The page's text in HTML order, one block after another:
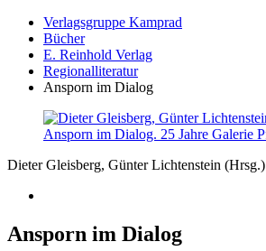
Verlagsgruppe Kamprad
Bücher
E. Reinhold Verlag
Regionalliteratur
Ansporn im Dialog
Dieter Gleisberg, Günter Lichtenstein (Hrsg.)
Ansporn im Dialog